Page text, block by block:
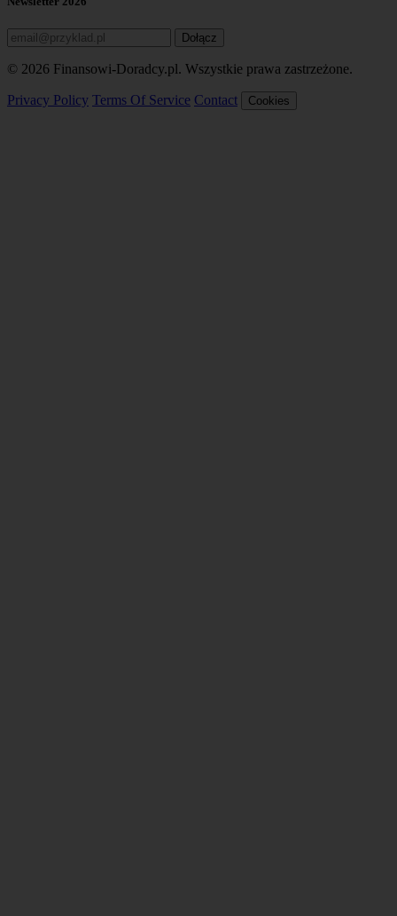
Dołącz
© 2026 Finansowi-Doradcy.pl. Wszystkie prawa zastrzeżone.
Privacy Policy Terms Of Service Contact Cookies